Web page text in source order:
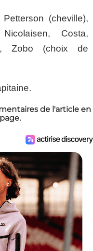
(cheville),
Costa,
Zobo (choix de
de l'article en